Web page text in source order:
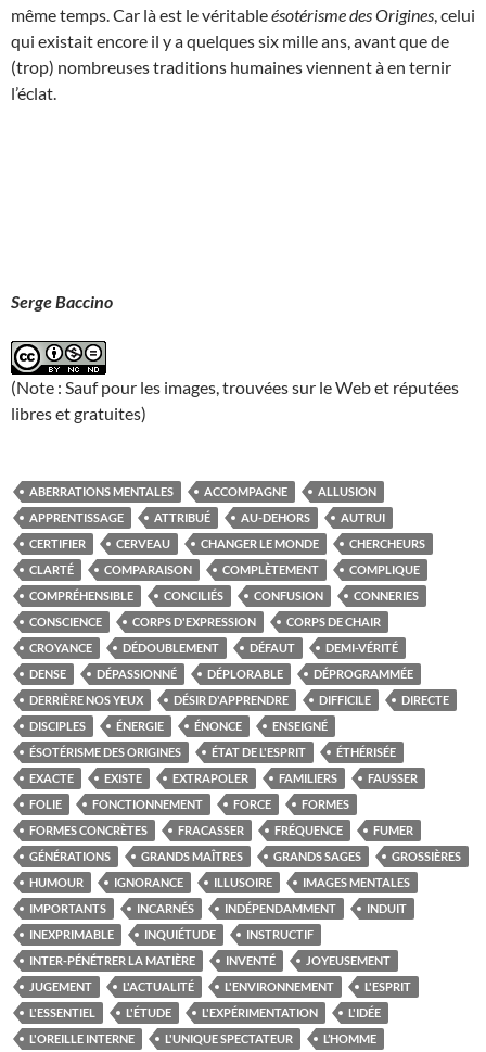
même temps. Car là est le véritableésotérisme des Origines , celui
qui existait encore il y a quelques six mille ans, avant que de
(trop) nombreuses traditions humaines viennent à en ternir
l’éclat.
Serge Baccino
(Note : Sauf pour les images, trouvées sur le Web et réputées
libres et gratuites)
ABERRATIONS MENTALES ACCOMPAGNE
ALLUSION
APPRENTISSAGE
ATTRIBUÉ AU-DEHORS
AUTRUI
CERTIFIER
CERVEAU CHANGER LE MONDE
CHERCHEURS
CLARTÉ
COMPARAISON COMPLÈTEMENT
COMPLIQUE
COMPRÉHENSIBLE
CONCILIÉS CONFUSION
CONNERIES
CONSCIENCE
CORPS D'EXPRESSION
CORPS DE CHAIR
CROYANCE
DÉDOUBLEMENT DÉFAUT
DEMI-VÉRITÉ
DENSE
DÉPASSIONNÉ DÉPLORABLE
DÉPROGRAMMÉE
DERRIÈRE NOS YEUX
DÉSIR D'APPRENDRE DIFFICILE
DIRECTE
DISCIPLES
ÉNERGIE ÉNONCE
ENSEIGNÉ
ÉSOTÉRISME DES ORIGINES
ÉTAT DE L'ESPRIT
ÉTHÉRISÉE
EXACTE
EXISTE EXTRAPOLER FAMILIERS
FAUSSER
FOLIE
FONCTIONNEMENT FORCE
FORMES
FORMES CONCRÈTES
FRACASSER FRÉQUENCE
FUMER
GÉNÉRATIONS
GRANDS MAÎTRES GRANDS SAGES
GROSSIÈRES
HUMOUR
IGNORANCE ILLUSOIRE
IMAGES MENTALES
IMPORTANTS
INCARNÉS INDÉPENDAMMENT
INDUIT
INEXPRIMABLE
INQUIÉTUDE
INSTRUCTIF
INTER-PÉNÉTRER LA MATIÈRE
INVENTÉ
JOYEUSEMENT
JUGEMENT
L'ACTUALITÉ L'ENVIRONNEMENT
L'ESPRIT
L'ESSENTIEL
L'ÉTUDE L'EXPÉRIMENTATION
L'IDÉE
L'OREILLE INTERNE
L'UNIQUE SPECTATEUR L’HOMME